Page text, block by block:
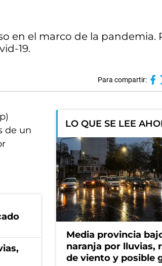
en el marco de la pandemia.
19.
Para compartir:
de un
LO QUE SE LEE
Media provincia
naranja por lluvias,
de viento y posible